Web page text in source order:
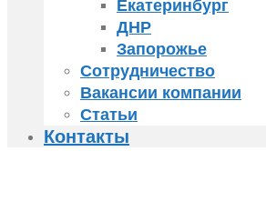
Екатеринбург
ДНР
Запорожье
Сотрудничество
Вакансии компании
Статьи
Контакты